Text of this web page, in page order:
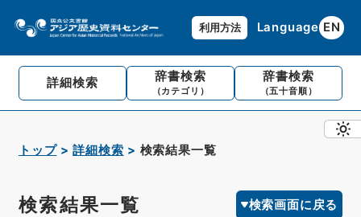
利用方法 Language EN
詳細検索 辞書検索
（カテゴリ）
辞書検索
（五十音順）
トップ 詳細検索 検索結果一覧
検索結果一覧 検索画面に戻る